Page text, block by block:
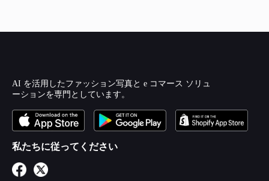
AI を活用したファッション写真と e コマース ソリュ
ーションを専門としています。
私たちに従ってください